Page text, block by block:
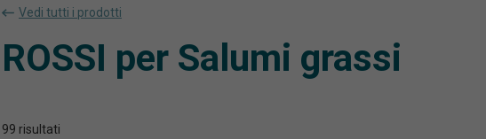
Vedi tutti i prodotti
ROSSI per Salumi grassi
99 risultati